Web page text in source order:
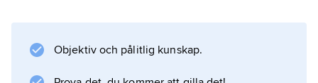
Objektiv och pålitlig kunskap.